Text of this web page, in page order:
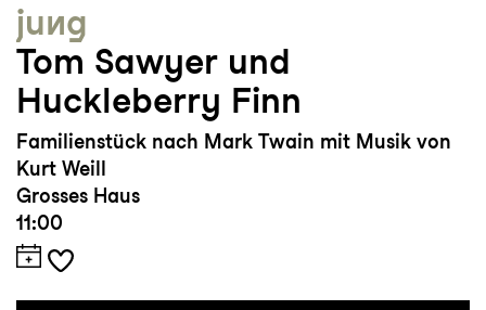
jung
Tom Sawyer und
Huckleberry Finn
Familienstück nach Mark Twain mit Musik von
Kurt Weill
Grosses Haus
11:00